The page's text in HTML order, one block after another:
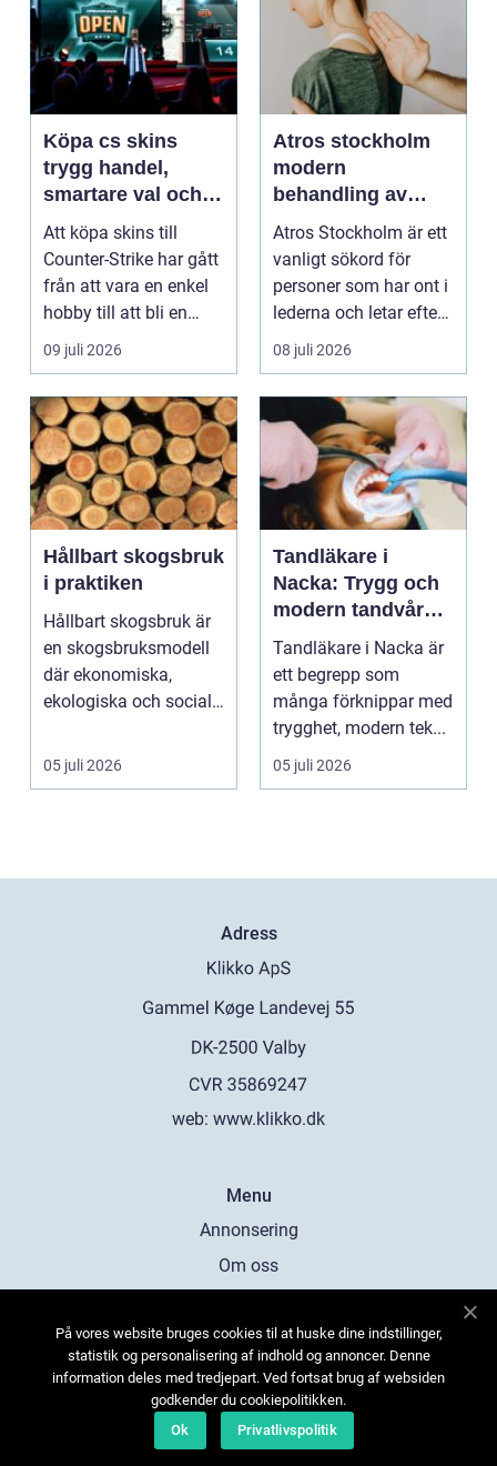
Köpa cs skins
trygg handel,
smartare val och
bättre affärer
Att köpa skins till
Counter-Strike har gått
från att vara en enkel
hobby till att bli en
egen liten ...
09 juli 2026
Atros stockholm
modern
behandling av
ledbesvär i
huvudstaden
Atros Stockholm är ett
vanligt sökord för
personer som har ont i
lederna och letar efter
hjälp i huv...
08 juli 2026
Hållbart skogsbruk
i praktiken
Hållbart skogsbruk är
en skogsbruksmodell
där ekonomiska,
ekologiska och sociala
...
05 juli 2026
Tandläkare i
Nacka: Trygg och
modern tandvård
nära dig
Tandläkare i Nacka är
ett begrepp som
många förknippar med
trygghet, modern tek...
05 juli 2026
Adress
web: www.klikko.dk
Menu
Annonsering
Om oss
Kontakta oss
Sitemap
På vores website bruges cookies til at huske dine indstillinger,
statistik og personalisering af indhold og annoncer. Denne
information deles med tredjepart. Ved fortsat brug af websiden
godkender du cookiepolitikken.
Ok
Privatlivspolitik